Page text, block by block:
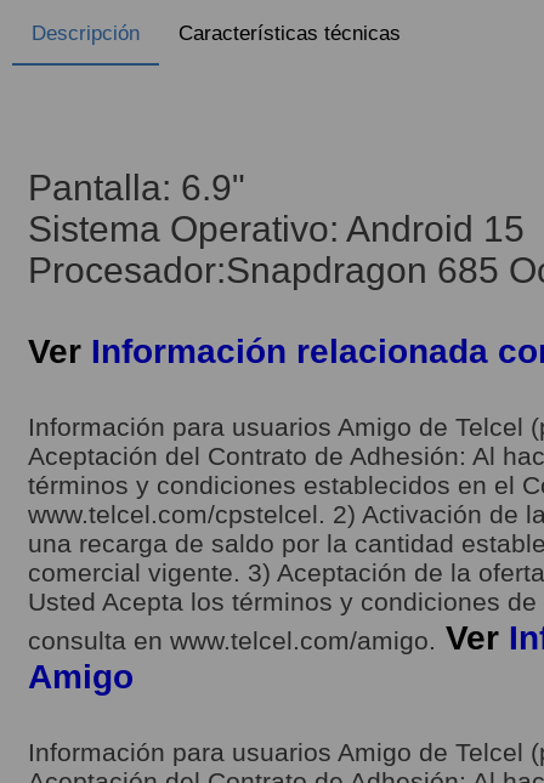
Descripción Características técnicas
Pantalla: 6.9"
Sistema Operativo: Android 15
Procesador:Snapdragon 685
Ver Información relacionada
Información para usuarios Amigo de Telcel
Aceptación del Contrato de Adhesión: Al
términos y condiciones establecidos en el
www.telcel.com/cpstelcel. 2) Activación de
una recarga de saldo por la cantidad
comercial vigente. 3) Aceptación de la
Usted Acepta los términos y condiciones
consulta en www.telcel.com/amigo. Ver
Amigo
Información para usuarios Amigo de Telcel